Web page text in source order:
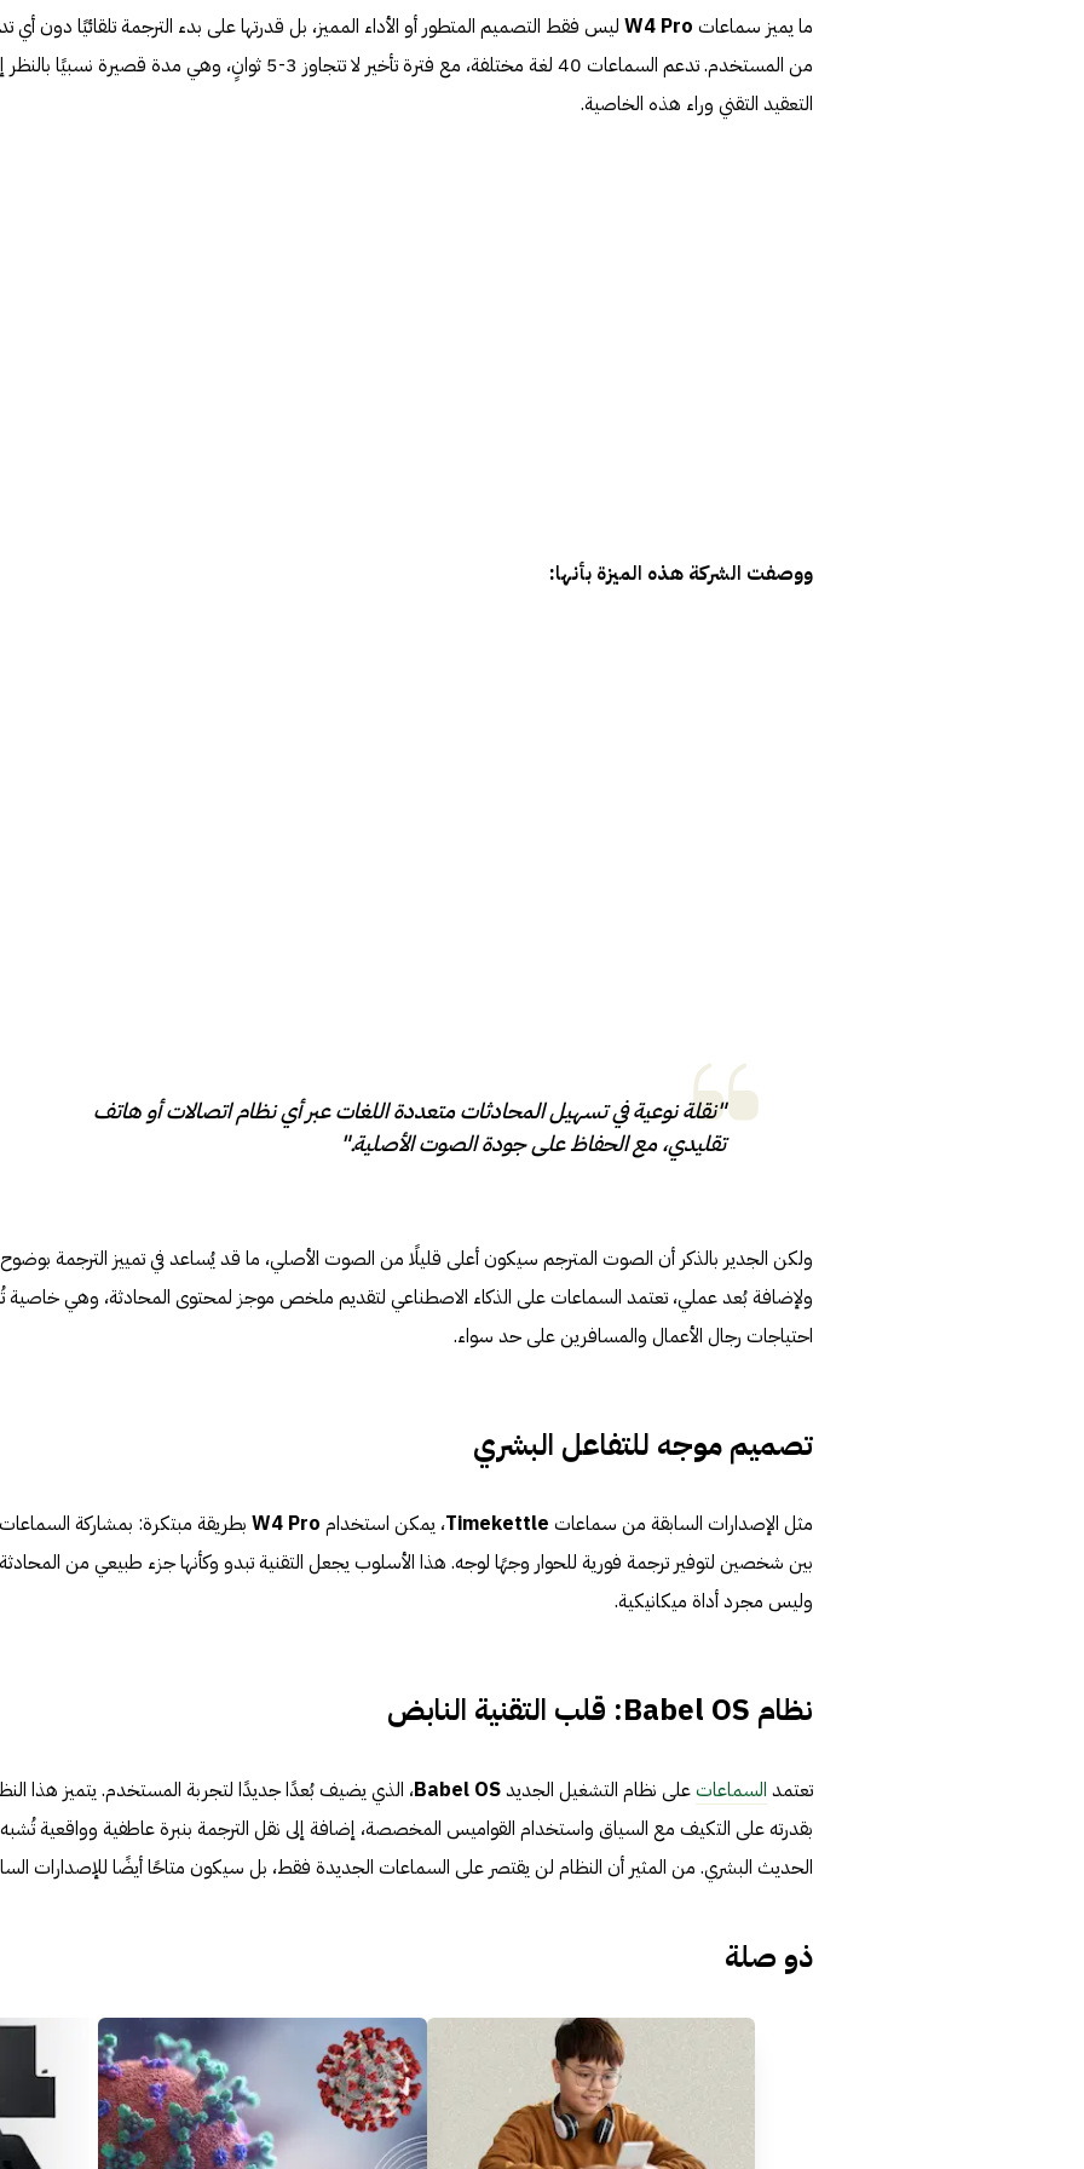
ما يميز سماعات W4 Pro ليس فقط التصميم المتطور أو الأداء المميز، بل قدرتها على بدء الترجمة تلقائيًا دون أي
من المستخدم. تدعم السماعات 40 لغة مختلفة، مع فترة تأخير لا تتجاوز 3-5 ثوانٍ، وهي مدة قصيرة نسبيًا
التعقيد التقني وراء هذه الخاصية.
ووصفت الشركة هذه الميزة بأنها:
"نقلة نوعية في تسهيل المحادثات متعددة اللغات عبر أي نظام اتصالات أو هاتف
تقليدي، مع الحفاظ على جودة الصوت الأصلية."
ولكن الجدير بالذكر أن الصوت المترجم سيكون أعلى قليلًا من الصوت الأصلي، ما قد يُساعد في تمييز الترجمة
ولإضافة بُعد عملي، تعتمد السماعات على الذكاء الاصطناعي لتقديم ملخص موجز لمحتوى المحادثة، وهي خاصية
احتياجات رجال الأعمال والمسافرين على حد سواء.
تصميم موجه للتفاعل البشري
مثل الإصدارات السابقة من سماعات Timekettle، يمكن استخدام W4 Pro بطريقة مبتكرة: بمشاركة السماعات
بين شخصين لتوفير ترجمة فورية للحوار وجهًا لوجه. هذا الأسلوب يجعل التقنية تبدو وكأنها جزء طبيعي من
وليس مجرد أداة ميكانيكية.
نظام Babel OS: قلب التقنية النابض
تعتمد السماعات على نظام التشغيل الجديدBabel OS، الذي يضيف بُعدًا جديدًا لتجربة المستخدم. يتميز هذا
بقدرته على التكيف مع السياق واستخدام القواميس المخصصة، إضافة إلى نقل الترجمة بنبرة عاطفية وواقعية تُشبه
الحديث البشري. من المثير أن النظام لن يقتصر على السماعات الجديدة فقط، بل سيكون متاحًا أيضًا للإصدارات
ذو صلة